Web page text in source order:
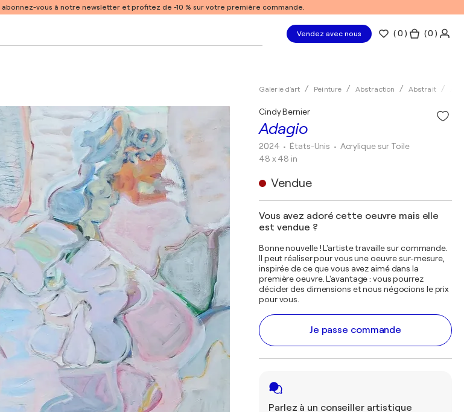
abonnez-vous à notre newsletter et profitez de -10 % sur votre première commande.
Vendez avec nous (0 ) ( 0 )
Galerie d'art Peinture Abstraction Abstrait
Adagio
Cindy Bernier
2024 • États-Unis • Acrylique sur Toile
48 x 48 in
Vendue
Vous avez adoré cette oeuvre mais elle
est vendue ?
Bonne nouvelle ! L'artiste travaille sur commande.
Il peut réaliser pour vous une oeuvre sur-mesure,
inspirée de ce que vous avez aimé dans la
première oeuvre. L'avantage : vous pourrez
décider des dimensions et nous négocions le prix
pour vous.
Je passe commande
Parlez à un conseiller artistique